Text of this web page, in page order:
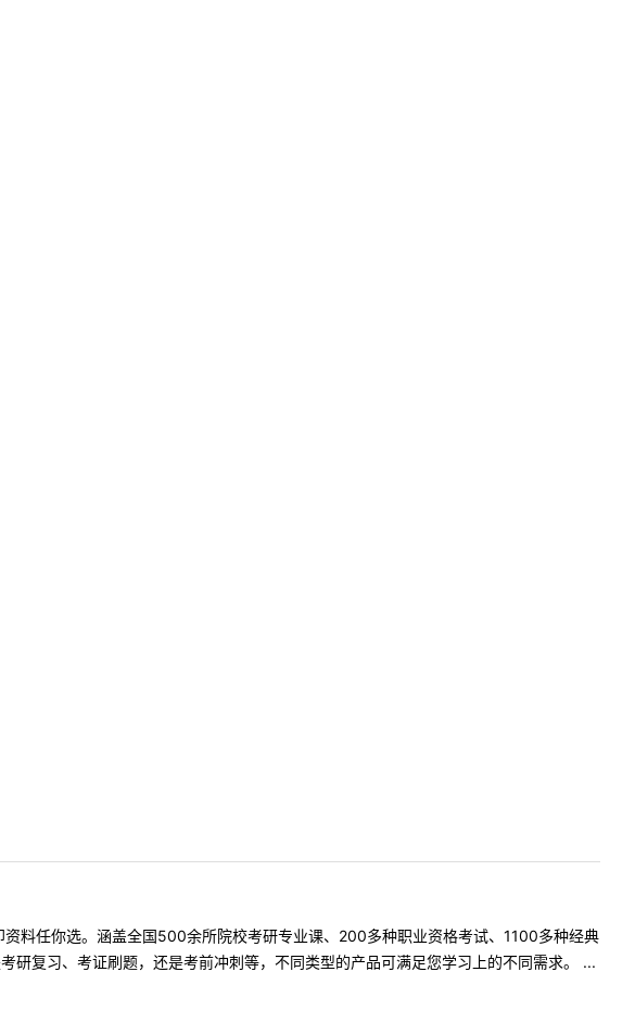
料任你选。涵盖全国500余所院校考研专业课、200多种职业资格考试、1100多种经典
研复习、考证刷题，还是考前冲刺等，不同类型的产品可满足您学习上的不同需求。 ...